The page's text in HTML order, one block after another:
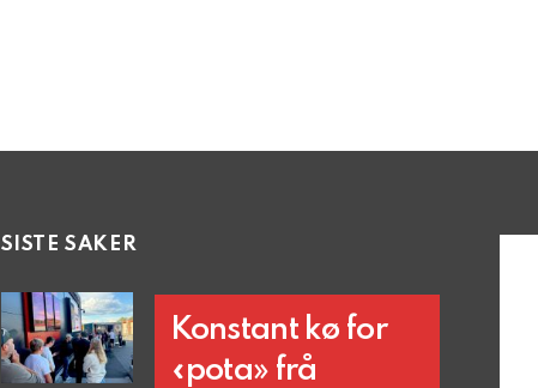
SISTE SAKER
Konstant kø for
«pota» frå